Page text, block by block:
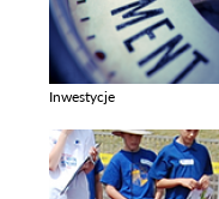
Inwestycje